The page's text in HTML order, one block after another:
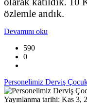
özlemle andık.
Devamını oku
590
0
Personelimiz Derviş
Yayınlanma tarihi: Kas 3,